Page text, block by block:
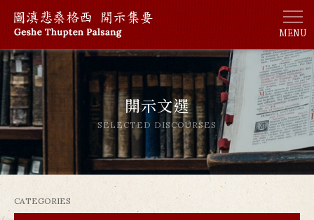
開示文選
SELECTED DISCOURSES
CATEGORIES
MENU